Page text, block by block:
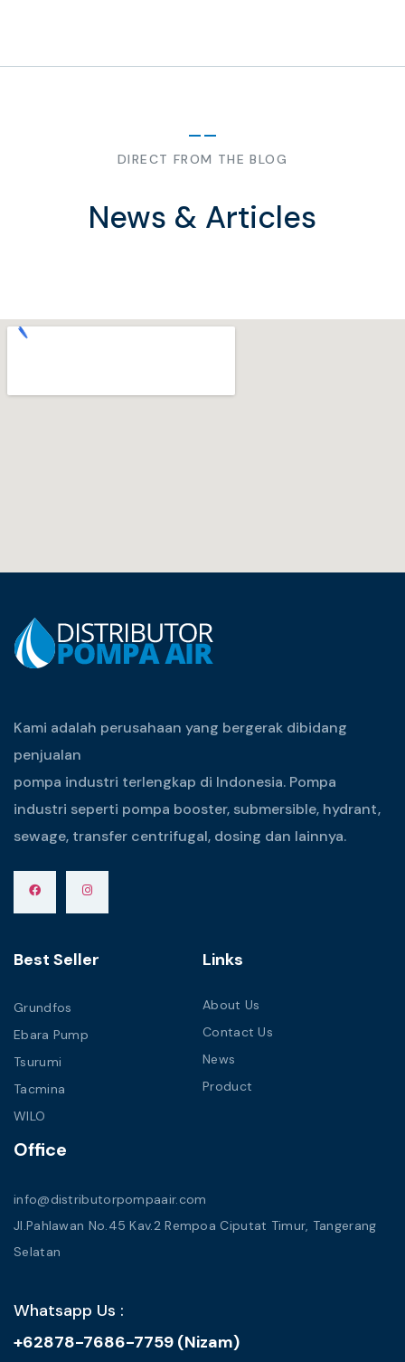
DIRECT FROM THE BLOG
News & Articles
Kami adalah perusahaan yang bergerak dibidang
penjualan
pompa industri terlengkap di Indonesia. Pompa
industri seperti pompa booster, submersible, hydrant,
sewage, transfer centrifugal, dosing dan lainnya.
Best Seller
Grundfos
Ebara Pump
Tsurumi
Tacmina
WILO
Links
About Us
Contact Us
News
Product
Office
info@distributorpompaair.com
Jl.Pahlawan No.45 Kav.2 Rempoa Ciputat Timur, Tangerang
Selatan
Whatsapp Us :
+62878-7686-7759 (Nizam)